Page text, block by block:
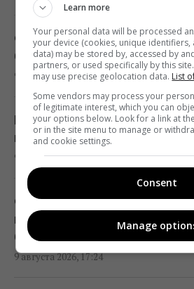
В РФ говорят о пусках Х-
КАБов Су-34: аналитики
ли это
17:01 воскресенье, 09 августа 2026
Гороскоп на 10 августа:
действовать смелее,
17:00 воскресенье, 09 августа 2026
Эскалация воздушной
росту жертв среди мирных
Украины, - CNN
16:56 воскресенье, 09 августа 2026
Сумасшедшая жара не
будет конец лета и
9 августа 2026, 17:37
В одной из областей
население: въезд с
9 августа 2026, 17:28
Сколько на самом деле
грибы: секрет безопасного
блюда
9 августа 2026, 17:24
Learn more
Your personal data will be processed
your device (cookies, unique identifiers,
data) may be stored by, accessed by
partners, or used specifically by this
may use precise geolocation data. List
Some vendors may process your
of legitimate interest, which you can
your options below. Look for a link at
or in the site menu to manage or
and cookie settings.
Consent
Manage